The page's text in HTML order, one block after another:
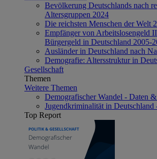
Bevölkerung Deutschlands nach
Altersgruppen 2024
Die reichsten Menschen der Welt
Empfänger von Arbeitslosengeld
Bürgergeld in Deutschland 2005-
Ausländer in Deutschland nach
Demografie: Altersstruktur in
Gesellschaft
Themen
Weitere Themen
Demografischer Wandel - Daten
Jugendkriminalität in Deutschland
Top Report